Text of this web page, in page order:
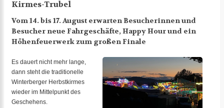
Kirmes-Trubel
Vom 14. bis 17. August erwarten Besucherinnen und
Besucher neue Fahrgeschäfte, Happy Hour und ein
Höhenfeuerwerk zum großen Finale
Es dauert nicht mehr lange,
dann steht die traditionelle
Winterberger Herbstkirmes
wieder im Mittelpunkt des
Geschehens.